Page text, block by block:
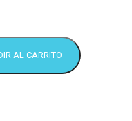
AL CARRITO